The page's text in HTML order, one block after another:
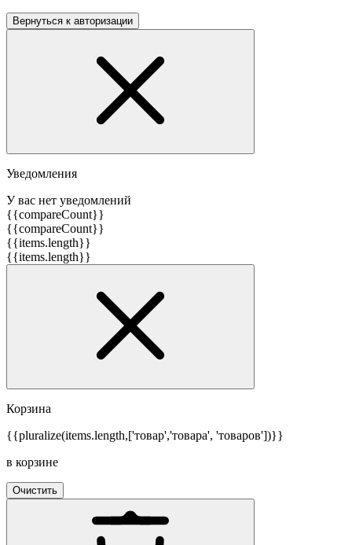
Вернуться к авторизации
Уведомления
У вас нет уведомлений
{{compareCount}}
{{compareCount}}
{{items.length}}
{{items.length}}
Корзина
{{pluralize(items.length,['товар','товара', 'товаров'])}}
в корзине
Очистить